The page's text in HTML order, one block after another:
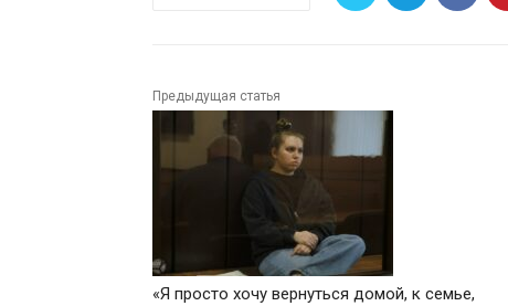
Предыдущая статья
«Я просто хочу вернуться домой, к семье,